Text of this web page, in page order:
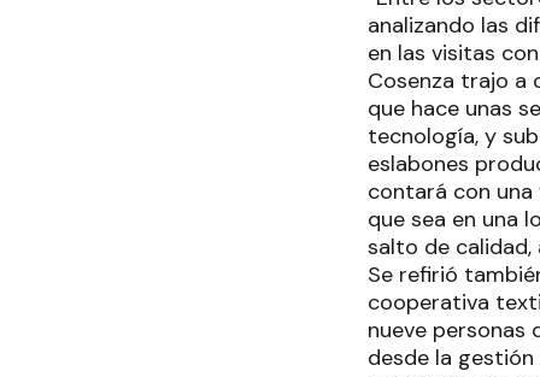
analizando las
en las visitas
Cosenza trajo a
que hace unas
tecnología, y
eslabones
contará con
que sea en una
salto de
Se refirió
cooperativa
nueve personas
desde la